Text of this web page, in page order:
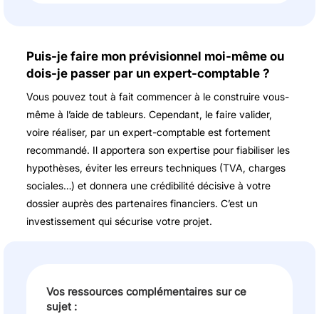
Puis-je faire mon prévisionnel moi-même ou
dois-je passer par un expert-comptable ?
Vous pouvez tout à fait commencer à le construire vous-
même à l’aide de tableurs. Cependant, le faire valider,
voire réaliser, par un expert-comptable est fortement
recommandé. Il apportera son expertise pour fiabiliser les
hypothèses, éviter les erreurs techniques (TVA, charges
sociales…) et donnera une crédibilité décisive à votre
dossier auprès des partenaires financiers. C’est un
investissement qui sécurise votre projet.
Vos ressources complémentaires sur ce
sujet :